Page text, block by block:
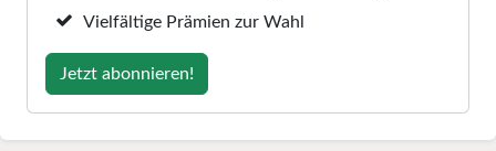
Vielfältige Prämien zur Wahl
Jetzt abonnieren!